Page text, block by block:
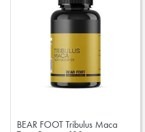
BEAR FOOT Tribulus Maca